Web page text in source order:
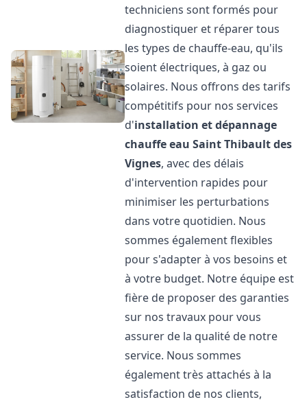
techniciens sont formés pour
diagnostiquer et réparer tous
les types de chauffe-eau, qu'ils
soient électriques, à gaz ou
solaires. Nous offrons des tarifs
compétitifs pour nos services
d'installation et dépannage
chauffe eau Saint Thibault des
Vignes, avec des délais
d'intervention rapides pour
minimiser les perturbations
dans votre quotidien. Nous
sommes également flexibles
pour s'adapter à vos besoins et
à votre budget. Notre équipe est
fière de proposer des garanties
sur nos travaux pour vous
assurer de la qualité de notre
service. Nous sommes
également très attachés à la
satisfaction de nos clients,